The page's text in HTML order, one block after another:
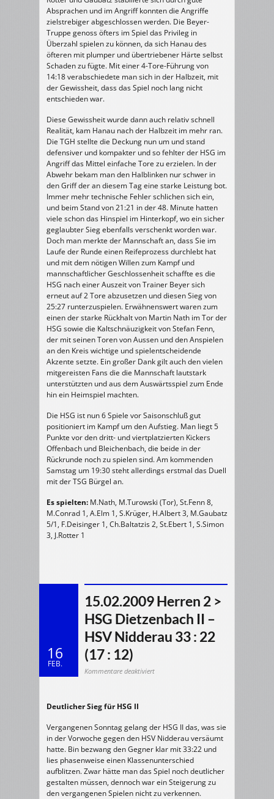
Absprachen und im Angriff konnten die Angriffe
zielstrebiger abgeschlossen werden. Die Beyer-
Truppe genoss öfters im Spiel das Privileg in
Überzahl spielen zu können, da sich Hanau des
öfteren mit plumper und übertriebener Härte selbst
Schaden zu fügte. Mit einer 4-Tore-Führung von
14:18 verabschiedete man sich in der Halbzeit, mit
der Gewissheit, dass das Spiel noch lang nicht
entschieden war.
Diese Gewissheit wurde dann auch relativ schnell
Realität, kam Hanau nach der Halbzeit im mehr ran.
Die TGH stellte die Deckung nun um und stand
defensiver und kompakter und so fehlter der HSG im
Angriff das Mittel einfache Tore zu erzielen. In der
Abwehr bekam man den Halblinken nur schwer in
den Griff der an diesem Tag eine starke Leistung bot.
Immer mehr technische Fehler schlichen sich ein,
und beim Stand von 21:21 in der 48. Minute hatten
viele schon das Hinspiel im Hinterkopf, wo ein sicher
geglaubter Sieg ebenfalls verschenkt worden war.
Doch man merkte der Mannschaft an, dass Sie im
Laufe der Runde einen Reifeprozess durchlebt hat
und mit dem nötigen Willen zum Kampf und
mannschaftlicher Geschlossenheit schaffte es die
HSG nach einer Auszeit von Trainer Beyer sich
erneut auf 2 Tore abzusetzen und diesen Sieg von
25:27 runterzuspielen. Erwähnenswert waren zum
einen der starke Rückhalt von Martin Nath im Tor der
HSG sowie die Kaltschnäuzigkeit von Stefan Fenn,
der mit seinen Toren von Aussen und den Anspielen
an den Kreis wichtige und spielentscheidende
Akzente setzte. Ein großer Dank gilt auch den vielen
mitgereisten Fans die die Mannschaft lautstark
unterstützten und aus dem Auswärtsspiel zum Ende
hin ein Heimspiel machten.
Die HSG ist nun 6 Spiele vor Saisonschluß gut
positioniert im Kampf um den Aufstieg. Man liegt 5
Punkte vor den dritt- und viertplatzierten Kickers
Offenbach und Bleichenbach, die beide in der
Rückrunde noch zu spielen sind. Am kommenden
Samstag um 19:30 steht allerdings erstmal das Duell
mit der TSG Bürgel an.
Es spielten: M.Nath, M.Turowski (Tor), St.Fenn 8,
M.Conrad 1, A.Elm 1, S.Krüger, H.Albert 3, M.Gaubatz
5/1, F.Deisinger 1, Ch.Baltatzis 2, St.Ebert 1, S.Simon
3, J.Rotter 1
16
FEB.
15.02.2009 Herren 2 >
HSG Dietzenbach II –
HSV Nidderau 33 : 22
(17 : 12)
Kommentare deaktiviertfür
HSV
Nidderau
33
22
:
12)
Deutlicher Sieg für HSG II
Vergangenen Sonntag gelang der HSG II das, was sie
in der Vorwoche gegen den HSV Nidderau versäumt
hatte. Bin bezwang den Gegner klar mit 33:22 und
lies phasenweise einen Klassenunterschied
aufblitzen. Zwar hätte man das Spiel noch deutlicher
gestalten müssen, dennoch war ein Steigerung zu
den vergangenen Spielen nicht zu verkennen.